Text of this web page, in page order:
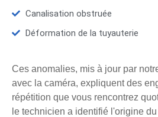
Canalisation obstruée
Déformation de la tuyauterie
Ces anomalies, mis à jour par
avec la caméra, expliquent des
répétition que vous rencontrez
le technicien a identifié l'origine